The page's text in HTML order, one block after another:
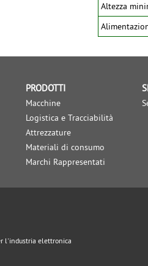
Altezza
PRODOTTI
Macchine
Logistica e Tracciabilità
Attrezzature
Materiali di consumo
Marchi Rappresentati
l'industria elettronica